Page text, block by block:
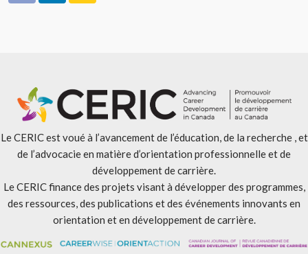
Le CERIC est voué à l’avancement de l’éducation, de la recherche , et
de l’advocacie en matière d’orientation professionnelle et de
développement de carrière.
Le CERIC finance des projets visant à développer des programmes,
des ressources, des publications et des événements innovants en
orientation et en développement de carrière.